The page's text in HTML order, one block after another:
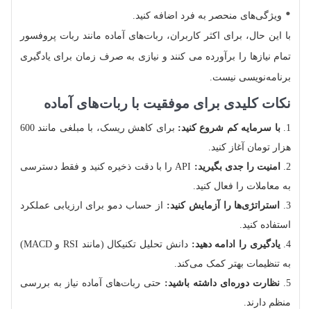
ویژگی‌های منحصر به‌ فرد اضافه کنید.
با این حال، برای اکثر کاربران، ربات‌های آماده مانند ربات پروفسور
تمام نیازها را برآورده می‌ کنند و نیازی به صرف زمان برای یادگیری
برنامه‌نویسی نیست.
نکات کلیدی برای موفقیت با ربات‌های آماده
با سرمایه کم شروع کنید:
برای کاهش ریسک، با مبلغی مانند 600
هزار تومان آغاز کنید.
امنیت را جدی بگیرید:
API را با دقت ذخیره کنید و فقط دسترسی
به معاملات را فعال کنید.
استراتژی‌ها را آزمایش کنید: از حساب دمو برای ارزیابی عملکرد
استفاده کنید.
یادگیری را ادامه دهید:
دانش تحلیل تکنیکال (مانند RSI و MACD)
به تنظیمات بهتر کمک می‌کند.
نظارت دوره‌ای داشته باشید: حتی ربات‌های آماده نیاز به بررسی
منظم دارند.